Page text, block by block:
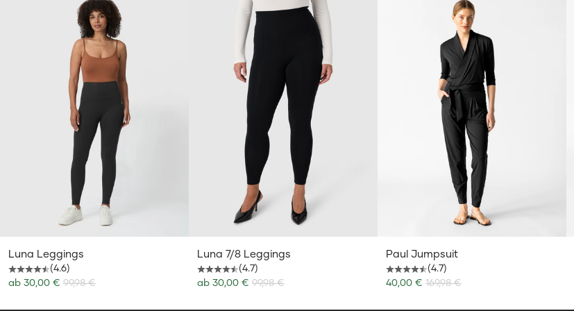
Luna Leggings
(4.6)
Angebot
ab 30,00 € 99,98 €
Luna 7/8 Leggings
(4.7)
Angebot
ab 30,00 € 99,98 €
Paul Jumpsuit
(4.7)
Angebot
40,00 € 169,98 €